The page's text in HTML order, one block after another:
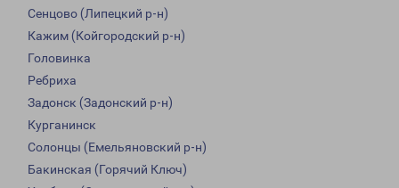
Сенцово (Липецкий р-н)
Кажим (Койгородский р-н)
Головинка
Ребриха
Задонск (Задонский р-н)
Курганинск
Солонцы (Емельяновский р-н)
Бакинская (Горячий Ключ)